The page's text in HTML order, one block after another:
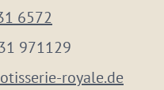
6572
971129
royale.de